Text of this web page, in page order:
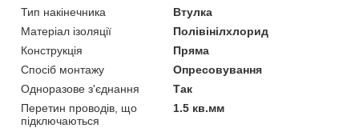
Тип накінечника
Втулка
Матеріал ізоляції
Полівінілхлорид
Конструкція
Пряма
Спосіб монтажу
Опресовування
Одноразове з'єднання
Так
Перетин проводів, що
підключаються
1.5 кв.мм